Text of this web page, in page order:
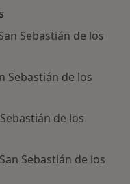
Sebastián de los
Sebastián de los
de los
Sebastián de los